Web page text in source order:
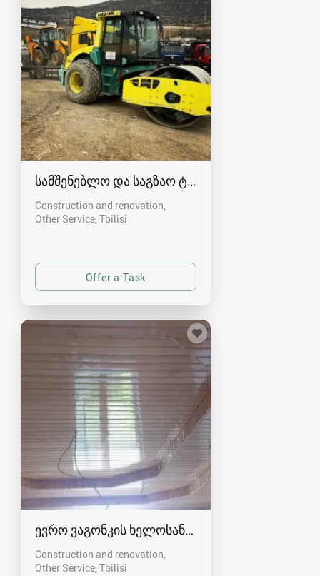
სამშენებლო და საგზაო ტექნიკით მომსახურება
Construction and renovation,
Other Service Tbilisi
ევრო ვაგონკის ხელოსანი ( აშიბკის)
Construction and renovation,
Other Service Tbilisi